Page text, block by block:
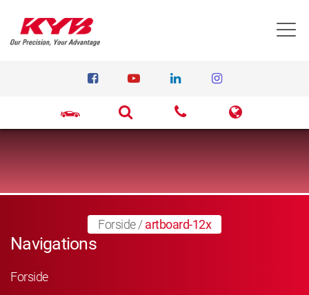
Forside/artboard-12x
Navigations
Forside